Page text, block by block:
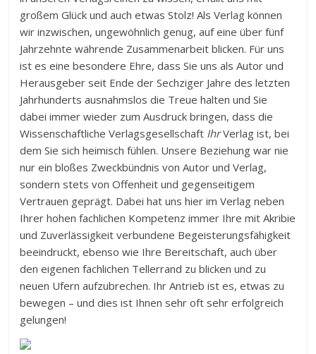
großem Glück und auch etwas Stolz! Als Verlag können
wir inzwischen, ungewöhnlich genug, auf eine über fünf
Jahrzehnte währende Zusammenarbeit blicken. Für uns
ist es eine besondere Ehre, dass Sie uns als Autor und
Herausgeber seit Ende der Sechziger Jahre des letzten
Jahrhunderts ausnahmslos die Treue halten und Sie
dabei immer wieder zum Ausdruck bringen, dass die
Wissenschaftliche Verlagsgesellschaft IhrVerlag ist, bei
dem Sie sich heimisch fühlen. Unsere Beziehung war nie
nur ein bloßes Zweckbündnis von Autor und Verlag,
sondern stets von Offenheit und gegenseitigem
Vertrauen geprägt. Dabei hat uns hier im Verlag neben
Ihrer hohen fachlichen Kompetenz immer Ihre mit Akribie
und Zuverlässigkeit verbundene Begeisterungsfähigkeit
beeindruckt, ebenso wie Ihre Bereitschaft, auch über
den eigenen fachlichen Tellerrand zu blicken und zu
neuen Ufern aufzubrechen. Ihr Antrieb ist es, etwas zu
bewegen – und dies ist Ihnen sehr oft sehr erfolgreich
gelungen!